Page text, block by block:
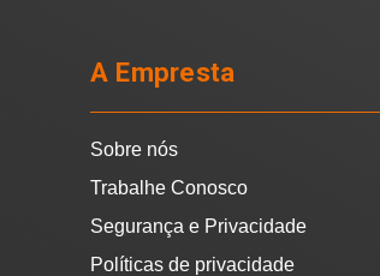
A Empresta
Sobre nós
Trabalhe Conosco
Segurança e Privacidade
Políticas de privacidade